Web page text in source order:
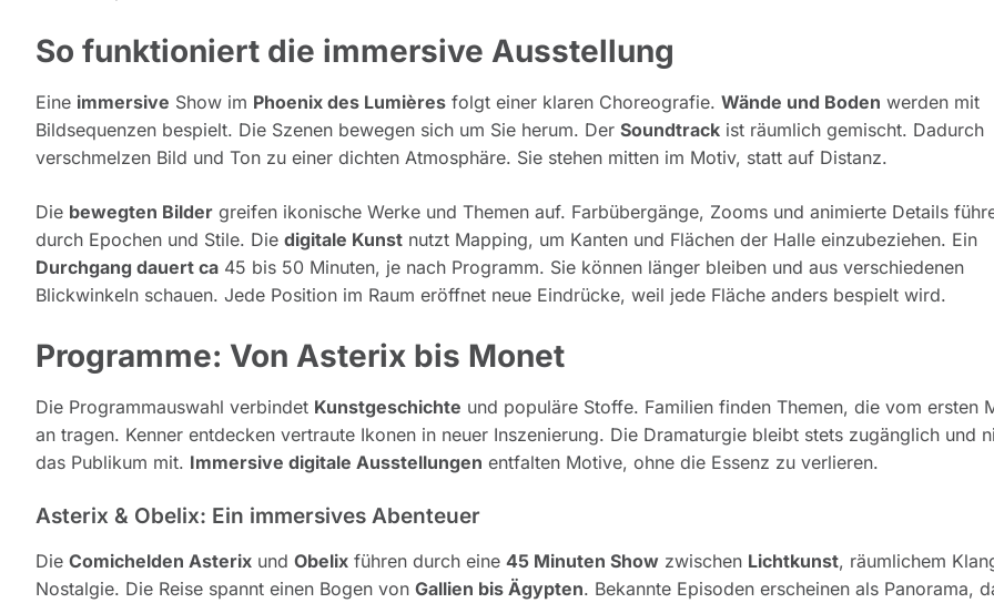
So funktioniert die immersive Ausstellung
Eine immersive Show im Phoenix des Lumières folgt einer klaren Choreografie. Wände und Boden werden mit
Bildsequenzen bespielt. Die Szenen bewegen sich um Sie herum. Der Soundtrack ist räumlich gemischt. Dadurch
verschmelzen Bild und Ton zu einer dichten Atmosphäre. Sie stehen mitten im Motiv, statt auf Distanz.
Die bewegten Bilder greifen ikonische Werke und Themen auf. Farbübergänge, Zooms und animierte Details
durch Epochen und Stile. Die digitale Kunst nutzt Mapping, um Kanten und Flächen der Halle einzubeziehen. Ein
Durchgang dauert ca 45 bis 50 Minuten, je nach Programm. Sie können länger bleiben und aus verschiedenen
Blickwinkeln schauen. Jede Position im Raum eröffnet neue Eindrücke, weil jede Fläche anders bespielt wird.
Programme: Von Asterix bis Monet
Die Programmauswahl verbindet Kunstgeschichte und populäre Stoffe. Familien finden Themen, die vom ersten
an tragen. Kenner entdecken vertraute Ikonen in neuer Inszenierung. Die Dramaturgie bleibt stets zugänglich und
das Publikum mit. Immersive digitale Ausstellungen entfalten Motive, ohne die Essenz zu verlieren.
Asterix & Obelix: Ein immersives Abenteuer
Die Comichelden Asterix und Obelix führen durch eine 45 Minuten Show zwischen Lichtkunst, räumlichem
Nostalgie. Die Reise spannt einen Bogen von Gallien bis Ägypten. Bekannte Episoden erscheinen als Panorama,